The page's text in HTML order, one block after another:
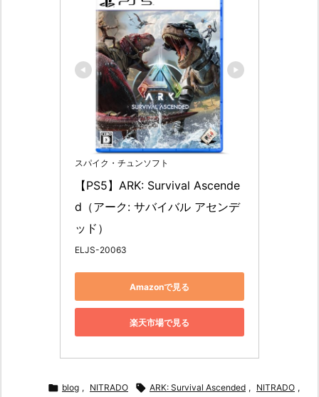
スパイク・チュンソフト
【PS5】ARK: Survival Ascende
d（アーク: サバイバル アセンデ
ッド）
ELJS-20063
Amazonで見る
楽天市場で見る
 blog , NITRADO  ARK: Survival Ascended , NITRADO ,